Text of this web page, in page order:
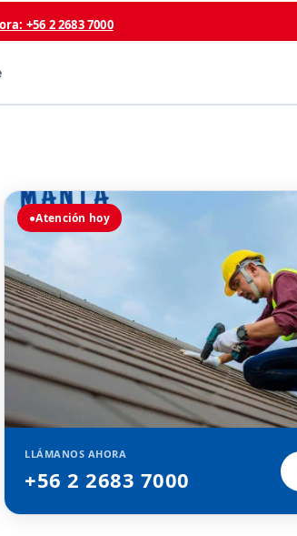
+56 2 2683 7000
●Atención hoy
LLÁMANOS AHORA
+56 2 2683 7000